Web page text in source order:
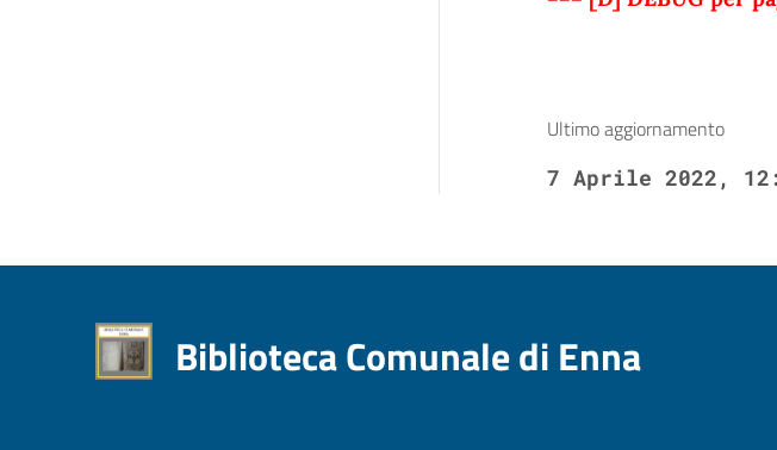
Ultimo aggiornamento
7 Aprile 2022,
Biblioteca Comunale di Enna